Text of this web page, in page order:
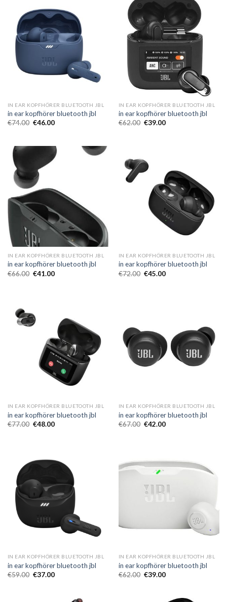
IN EAR KOPFHÖRER BLUETOOTH JBL
in ear kopfhörer bluetooth jbl
€74.00 €46.00
IN EAR KOPFHÖRER BLUETOOTH JBL
in ear kopfhörer bluetooth jbl
€62.00 €39.00
IN EAR KOPFHÖRER BLUETOOTH JBL
in ear kopfhörer bluetooth jbl
€66.00 €41.00
IN EAR KOPFHÖRER BLUETOOTH JBL
in ear kopfhörer bluetooth jbl
€72.00 €45.00
IN EAR KOPFHÖRER BLUETOOTH JBL
in ear kopfhörer bluetooth jbl
€77.00 €48.00
IN EAR KOPFHÖRER BLUETOOTH JBL
in ear kopfhörer bluetooth jbl
€67.00 €42.00
IN EAR KOPFHÖRER BLUETOOTH JBL
in ear kopfhörer bluetooth jbl
€59.00 €37.00
IN EAR KOPFHÖRER BLUETOOTH JBL
in ear kopfhörer bluetooth jbl
€62.00 €39.00